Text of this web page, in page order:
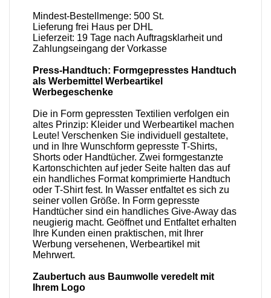
Mindest-Bestellmenge: 500 St.
Lieferung frei Haus per DHL
Lieferzeit: 19 Tage nach Auftragsklarheit und
Zahlungseingang der Vorkasse
Press-Handtuch: Formgepresstes Handtuch
als Werbemittel Werbeartikel
Werbegeschenke
Die in Form gepressten Textilien verfolgen ein
altes Prinzip: Kleider und Werbeartikel machen
Leute! Verschenken Sie individuell gestaltete,
und in Ihre Wunschform gepresste T-Shirts,
Shorts oder Handtücher. Zwei formgestanzte
Kartonschichten auf jeder Seite halten das auf
ein handliches Format komprimierte Handtuch
oder T-Shirt fest. In Wasser entfaltet es sich zu
seiner vollen Größe. In Form gepresste
Handtücher sind ein handliches Give-Away das
neugierig macht. Geöffnet und Entfaltet erhalten
Ihre Kunden einen praktischen, mit Ihrer
Werbung versehenen, Werbeartikel mit
Mehrwert.
Zaubertuch aus Baumwolle veredelt mit
Ihrem Logo